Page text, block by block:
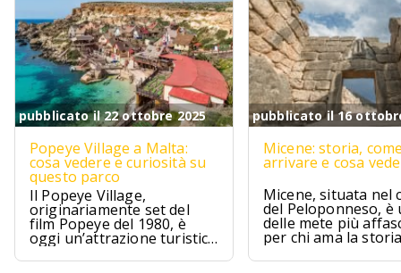
pubblicato il 22 ottobre 2025
Popeye Village a Malta:
cosa vedere e curiosità su
questo parco
Il Popeye Village,
originariamente set del
film Popeye del 1980, è
oggi un’attrazione turistica
ad Anchor Bay, Malta.
pubblicato il 16
Micene: storia,
arrivare e cosa
Micene, situata nel
del Peloponneso, è
delle mete più
per chi ama la
l’archeologia.